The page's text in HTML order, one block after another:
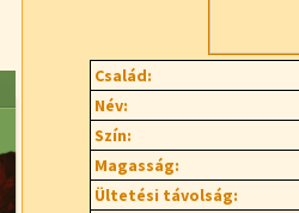
Család:
Név:
Szín:
Magasság:
Ültetési távolság: